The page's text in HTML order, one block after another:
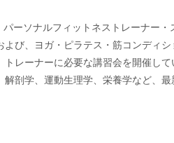
ーソナルフィットネストレーナー
び、ヨガ・ピラテス・筋コンディ
レーナーに必要な講習会を開催し
剖学、運動生理学、栄養学など、最